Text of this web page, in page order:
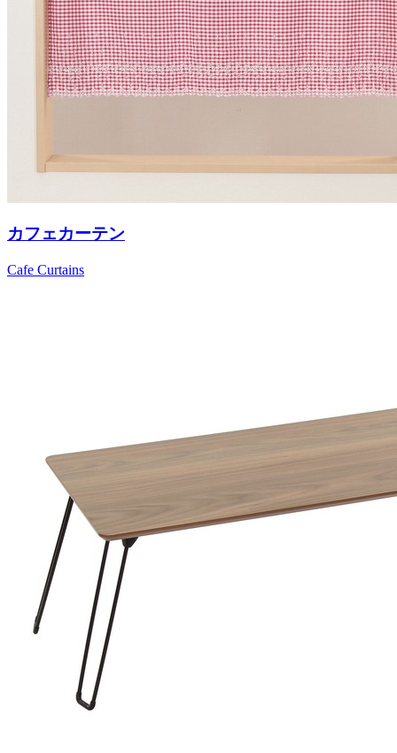
カフェカーテン
Cafe Curtains